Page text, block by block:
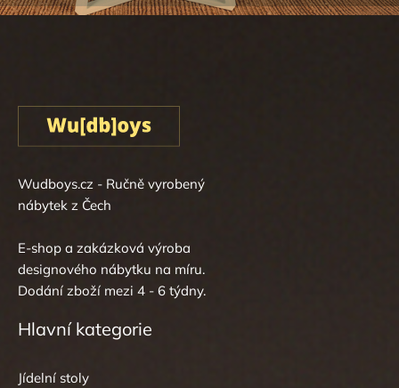
Wudboys.cz - Ručně vyrobený
nábytek z Čech
E-shop a zakázková výroba
designového nábytku na míru.
Dodání zboží mezi 4 - 6 týdny.
Hlavní kategorie
Jídelní stoly